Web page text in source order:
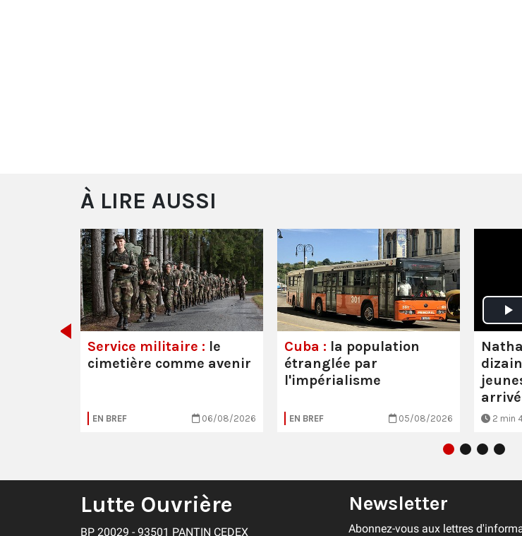
À LIRE AUSSI
Service militaire : le
cimetière comme avenir
EN BREF 06/08/2026
Cuba : la population
étranglée par
l'impérialisme
EN BREF 05/08/2026 2 min
Lutte Ouvrière
BP 20029 - 93501 PANTIN CEDEX
Newsletter
Abonnez-vous aux lettres